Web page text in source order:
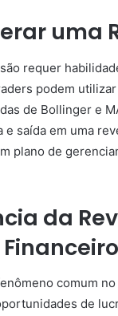
uma
requer
podem
de Bollinger e
saída em uma
plano de
da
comum
de